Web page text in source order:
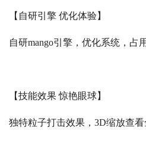
【自研引擎 优化体验】
自研mango引擎，优化系统，占
【技能效果 惊艳眼球】
独特粒子打击效果， 3D缩放查